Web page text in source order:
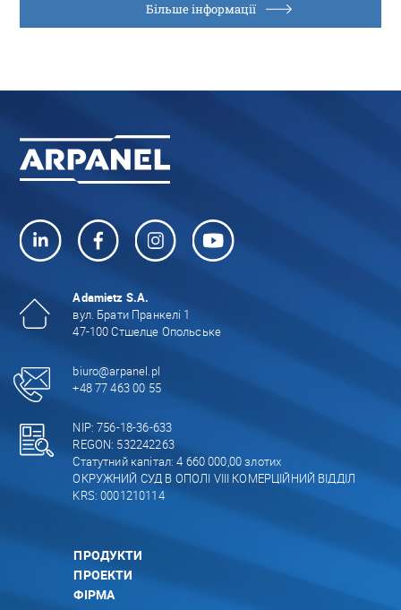
Більше інформації
Adamietz S.A.
вул. Брати Пранкелі 1
47-100 Стшелце Опольське
biuro@arpanel.pl
+48 77 463 00 55
NIP: 756-18-36-633
REGON: 532242263
Статутний капітал: 4 660 000,00 злотих
ОКРУЖНИЙ СУД В ОПОЛІ VIII КОМЕРЦІЙНИЙ ВІДДІЛ
KRS: 0001210114
ПРОДУКТИ
ПРОЕКТИ
ФІРМА